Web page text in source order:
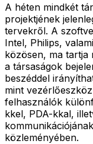
A héten mindkét
projektjének
tervekről. A
Intel, Philips,
közösen, ma tartja
a társaságok
beszéddel
mint
felhasználók
kkel, PDA-kkal,
közleményében.